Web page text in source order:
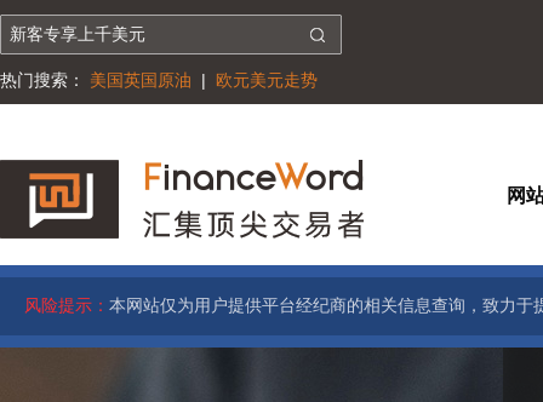
热门搜索： 美国英国原油 | 欧元美元走势
网
风险提示： 本网站仅为用户提供平台经纪商的相关信息查询，致力